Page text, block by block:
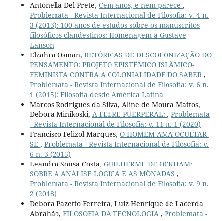
Antonella Del Prete, Cem anos, e nem parece ,
Problemata - Revista Internacional de Filosofia: v. 4 n.
3 (2013): 100 anos de estudos sobre os manuscritos
filosóficos clandestinos: Homenagem a Gustave
Lanson
Elzahra Osman, RETÓRICAS DE DESCOLONIZAÇÃO DO
PENSAMENTO: PROJETO EPISTÊMICO ISLÂMICO-
FEMINISTA CONTRA A COLONIALIDADE DO SABER,
Problemata - Revista Internacional de Filosofia: v. 6 n.
1 (2015): Filosofia desde América Latina
Marcos Rodrigues da Silva, Aline de Moura Mattos,
Debora Minikoski, A FEBRE PUERPERAL: , Problemata
- Revista Internacional de Filosofia: v. 11 n. 1 (2020)
Francisco Felizol Marques, O HOMEM AMA OCULTAR-
SE , Problemata - Revista Internacional de Filosofia: v.
6 n. 3 (2015)
Leandro Sousa Costa, GUILHERME DE OCKHAM:
SOBRE A ANÁLISE LÓGICA E AS MÔNADAS ,
Problemata - Revista Internacional de Filosofia: v. 9 n.
2 (2018)
Debora Pazetto Ferreira, Luiz Henrique de Lacerda
Abrahão, FILOSOFIA DA TECNOLOGIA , Problemata -